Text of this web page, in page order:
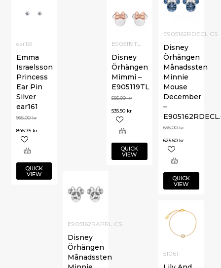
E905162RDECL.CS
Disney
Örhängen
Månadssten
Minnie
Mouse
December
–
695.00kr
625.50 kr
QUICK
VIEW
ear161
Emma
Israelsson
Princess
Ear Pin
Silver
ear161
995.00kr
845.75 kr
QUICK
VIEW
E905119TL
Disney
Örhängen
Mimmi –
E905119TL
595.00kr
535.50 kr
QUICK
VIEW
E905162RAPRL.CS
Disney
Örhängen
Månadssten
51061